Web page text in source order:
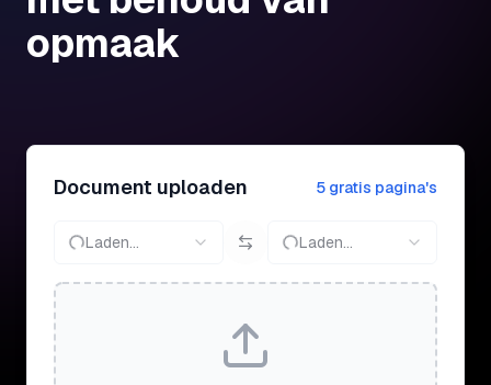
opmaak
Document uploaden 5 gratis pagina's
Laden... Laden...